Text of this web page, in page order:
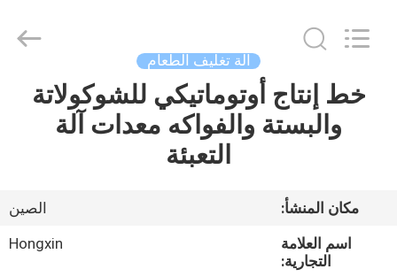
المنزل
برنامج
Machinery
Reserved.
آلة تغليف الطعام
خط إنتاج أوتوماتيكي للشوكولاتة
والبستة والفواكه معدات آلة
التعبئة
مكان المنشأ:
الصين
اسم العلامة
التجارية:
Hongxin